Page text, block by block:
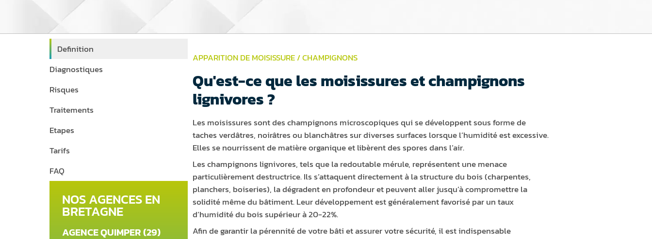
Definition
Diagnostiques
Risques
Traitements
Etapes
Tarifs
FAQ
NOS AGENCES EN
BRETAGNE
AGENCE QUIMPER (29)
APPARITION DE MOISISSURE / CHAMPIGNONS
Qu'est-ce que les moisissures et champignons
lignivores ?
Les moisissures sont des champignons microscopiques qui se développent sous forme de
taches verdâtres, noirâtres ou blanchâtres sur diverses surfaces lorsque l’humidité est excessive.
Elles se nourrissent de matière organique et libèrent des spores dans l’air.
Les champignons lignivores, tels que la redoutable mérule, représentent une menace
particulièrement destructrice. Ils s’attaquent directement à la structure du bois (charpentes,
planchers, boiseries), la dégradent en profondeur et peuvent aller jusqu’à compromettre la
solidité même du bâtiment. Leur développement est généralement favorisé par un taux
d’humidité du bois supérieur à 20-22%.
Afin de garantir la pérennité de votre bâti et assurer votre sécurité, il est indispensable